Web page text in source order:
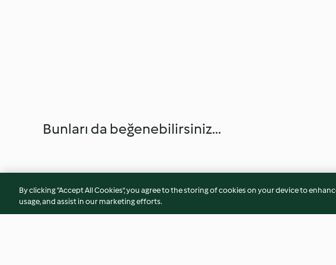
Bunları da beğenebilirsiniz...
By clicking “Accept All Cookies”, you agree to the storing of cookies on your device to
usage, and assist in our marketing efforts.